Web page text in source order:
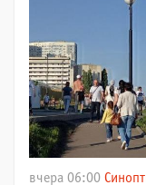
вчера 06:00